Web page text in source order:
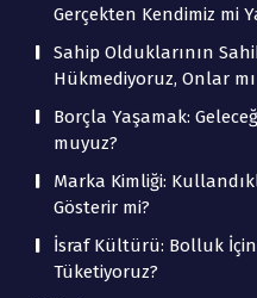
Gerçekten Kendimiz mi
Sahip Olduklarının
Hükmediyoruz, Onlar mı
Borçla Yaşamak:
muyuz?
Marka Kimliği:
Gösterir mi?
İsraf Kültürü: Bolluk
Tüketiyoruz?